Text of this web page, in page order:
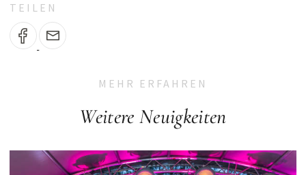
TEILEN
MEHR ERFAHREN
Weitere Neuigkeiten